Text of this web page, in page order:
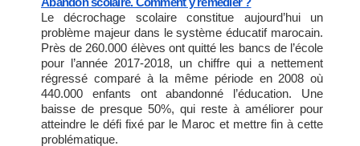
Le décrochage scolaire constitue aujourd’hui un
problème majeur dans le système éducatif marocain.
Près de 260.000 élèves ont quitté les bancs de l’école
pour l’année 2017-2018, un chiffre qui a nettement
régressé comparé à la même période en 2008 où
440.000 enfants ont abandonné l’éducation. Une
baisse de presque 50%, qui reste à améliorer pour
atteindre le défi fixé par le Maroc et mettre fin à cette
problématique.